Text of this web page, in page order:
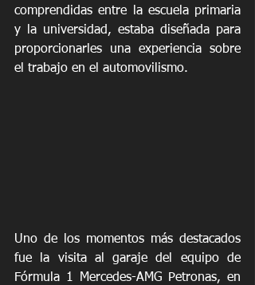
comprendidas entre la escuela primaria
y la universidad, estaba diseñada para
proporcionarles una experiencia sobre
el trabajo en el automovilismo.
Uno de los momentos más destacados
fue la visita al garaje del equipo de
Fórmula 1 Mercedes-AMG Petronas, en